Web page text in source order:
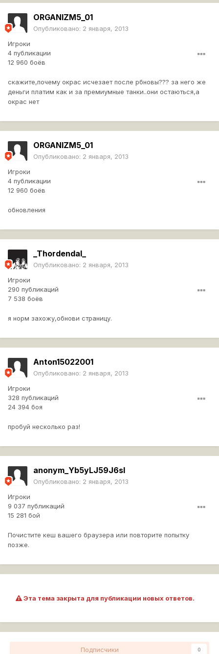
ORGANIZM5_01
Опубликовано: 2 января, 2013
Игроки
4 публикации
12 960 боёв
скажите,почему окрас исчезает после рбновы??? за него же
деньги платим как и за премиумные танки..они остаються,а
окрас нет
ORGANIZM5_01
Опубликовано: 2 января, 2013
Игроки
4 публикации
12 960 боёв
обновления
_Thordendal_
Опубликовано: 2 января, 2013
Игроки
290 публикаций
7 538 боёв
я норм захожу,обнови страницу.
Anton15022001
Опубликовано: 2 января, 2013
Игроки
328 публикаций
24 394 боя
пробуй несколько раз!
anonym_Yb5yLJ59J6sI
Опубликовано: 2 января, 2013
Игроки
9 037 публикаций
15 281 бой
Почистите кеш вашего браузера или повторите попытку
позже.
Эта тема закрыта для публикации новых ответов.
Подписчики 0